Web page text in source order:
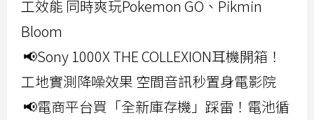
工效能 同時爽玩Pokemon GO、Pikmin
Bloom
📢Sony 1000X THE COLLEXION耳機開箱！
工地實測降噪效果 空間音訊秒置身電影院
📢電商平台買「全新庫存機」踩雷！電池循